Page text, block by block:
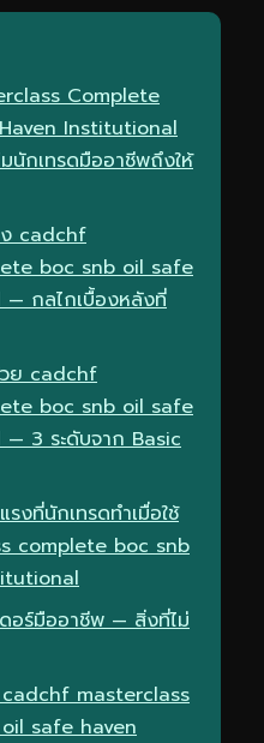
Complete
Institutional
นักเทรดมืออาชีพถึงให้
cadchf
boc snb oil safe
กลไกเบื้องหลังที่
ย cadchf
boc snb oil safe
3 ระดับจาก Basic
งที่นักเทรดทำเมื่อใช้
complete boc snb
ดอร์มืออาชีพ — สิ่งที่ไม่
cadchf masterclass
safe haven